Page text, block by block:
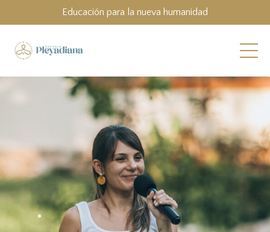
Educación para la nueva humanidad